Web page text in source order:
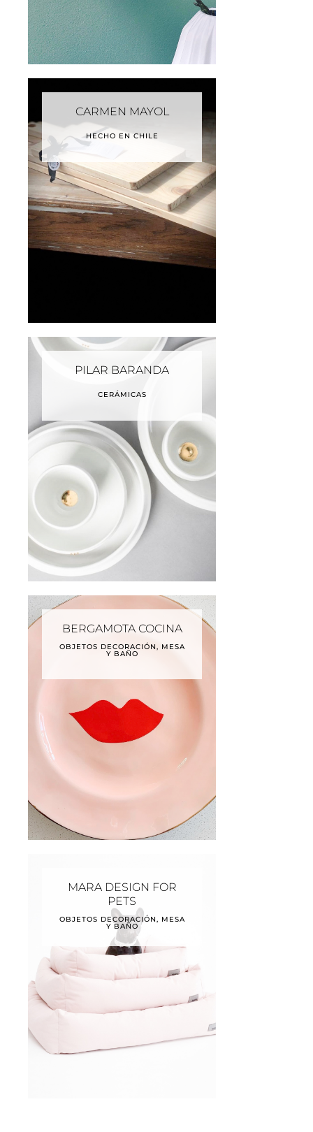
CARMEN MAYOL
HECHO EN CHILE
PILAR BARANDA
CERÁMICAS
BERGAMOTA COCINA
OBJETOS DECORACIÓN, MESA
Y BAÑO
MARA DESIGN FOR
PETS
OBJETOS DECORACIÓN, MESA
Y BAÑO